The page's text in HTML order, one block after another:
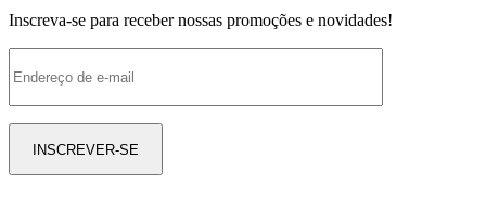
Inscreva-se para receber nossas promoções e novidades!